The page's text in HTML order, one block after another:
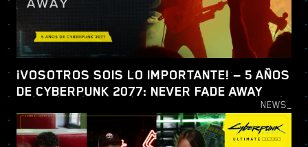
¡VOSOTROS SOIS LO IMPORTANTE! — 5 AÑOS
DE CYBERPUNK 2077: NEVER FADE AWAY
NEWS_